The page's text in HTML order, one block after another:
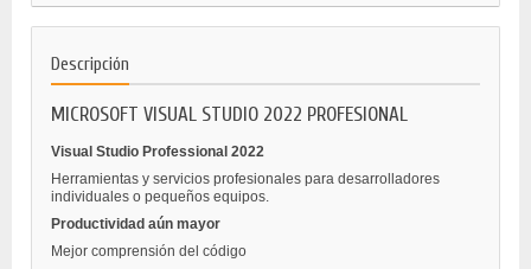
Descripción
MICROSOFT VISUAL STUDIO 2022 PROFESIONAL
Visual Studio Professional 2022
Herramientas y servicios profesionales para desarrolladores
individuales o pequeños equipos.
Productividad aún mayor
Mejor comprensión del código